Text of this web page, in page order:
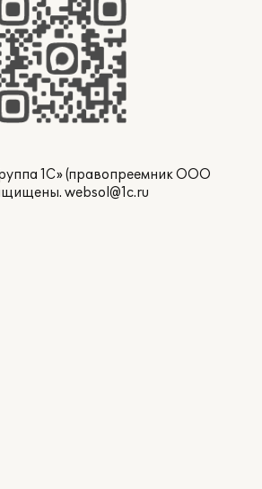
1С» (правопреемник ООО
websol@1c.ru